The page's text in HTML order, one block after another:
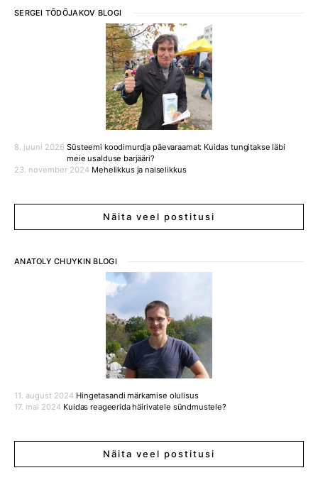
SERGEI TÕDÕJAKOV BLOGI
Süsteemi koodimurdja päevaraamat: Kuidas tungitakse läbi
meie usalduse barjääri?
8. juuni 2026
Mehelikkus ja naiselikkus
23. november 2024
Näita veel postitusi
ANATOLY CHUYKIN BLOGI
Hingetasandi märkamise olulisus
11. august 2024
Kuidas reageerida häirivatele sündmustele?
17. mai 2024
Näita veel postitusi